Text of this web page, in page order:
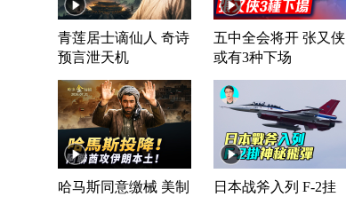
青莲居士谪仙人 奇诗
预言泄天机
五中全会将开 张又侠
或有3种下场
哈马斯同意缴械 美制
日本战斧入列 F-2挂